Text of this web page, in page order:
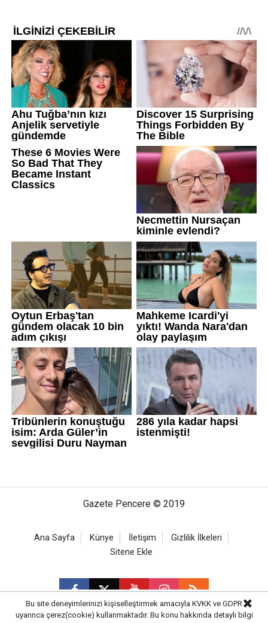
Gazete Pencere © 2019
Ana Sayfa Künye İletişim
Gizlilik İlkeleri
Sitene Ekle
Bu site deneyimlerinizi kişiselleştirmek amacıyla KVKK ve GDPR
uyarınca çerez(cookie) kullanmaktadır. Bu konu hakkında detaylı bilgi